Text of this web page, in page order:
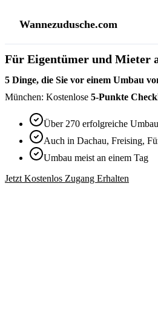
Wannezudusche.com
Für Eigentümer und Mieter
5 Dinge, die Sie vor einem Umbau
München: Kostenlose 5-Punkte
Über 270 erfolgreiche
Auch in Dachau, Freising,
Umbau meist an einem Tag
Jetzt Kostenlos Zugang Erhalten